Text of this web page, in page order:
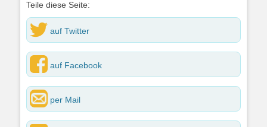
Teile diese Seite:
auf Twitter
auf Facebook
per Mail